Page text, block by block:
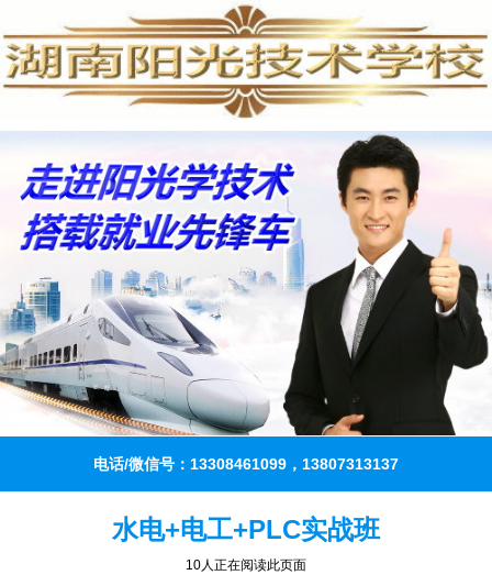
电话/微信号：13308461099，13807313137
水电+电工+PLC实战班
10人正在阅读此页面